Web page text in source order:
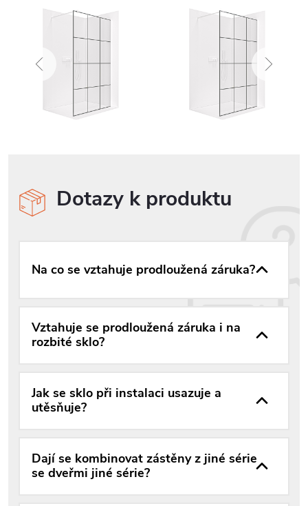
Dotazy k produktu
Na co se vztahuje prodloužená záruka?
Vztahuje se prodloužená záruka i na
rozbité sklo?
Jak se sklo při instalaci usazuje a
utěsňuje?
Dají se kombinovat zástěny z jiné série
se dveřmi jiné série?